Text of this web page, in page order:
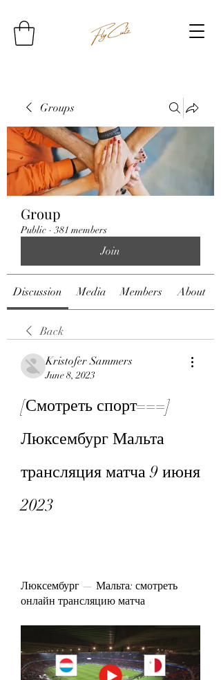
Groups
Group
Public · 381 members
Join
Discussion Media Members About
Back
Kristofer Sammers
June 8, 2023
[Смотреть спорт===]
Люксембург Мальта
трансляция матча 9 июня
2023
Люксембург — Мальта: смотреть
онлайн трансляцию матча